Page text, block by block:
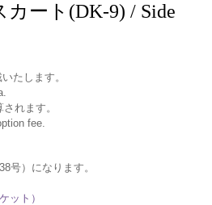
ート(DK-9) / Side
たします。
れます。
fee.
号）になります。
ット）